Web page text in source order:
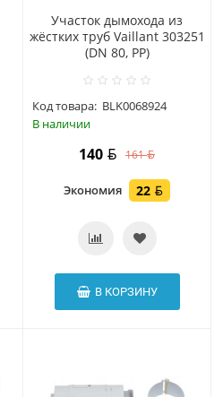
Участок дымохода из
жёстких труб Vaillant 303251
(DN 80, PP)
Код товара: BLK0068924
В наличии
140 161
Экономия 22
В КОРЗИНУ